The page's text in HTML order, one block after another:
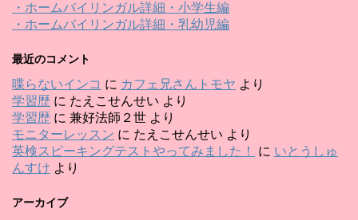
・ホームバイリンガル詳細・小学生編
・ホームバイリンガル詳細・乳幼児編
最近のコメント
喋らないインコ に カフェ兄さんトモヤ より
学習歴 に たえこせんせい より
学習歴 に 兼好法師２世 より
モニターレッスン に たえこせんせい より
英検スピーキングテストやってみました！
に いとうしゅ
んすけ より
アーカイブ